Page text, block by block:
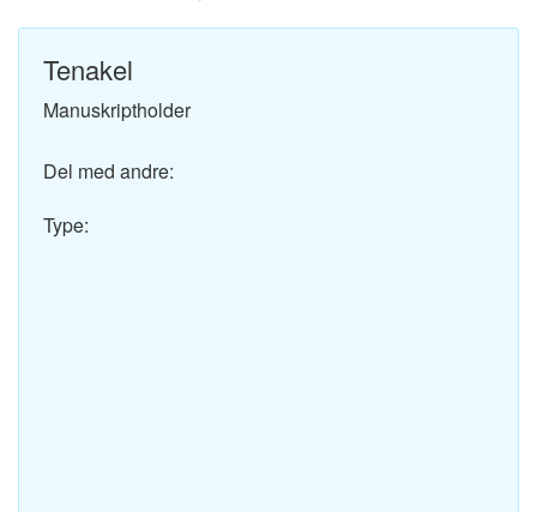
Tenakel
Manuskriptholder
Del med andre:
Type: